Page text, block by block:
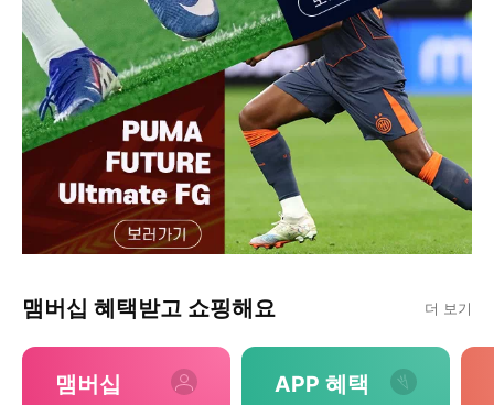
맴버십 혜택받고 쇼핑해요 더 보기
맴버십 APP 혜택